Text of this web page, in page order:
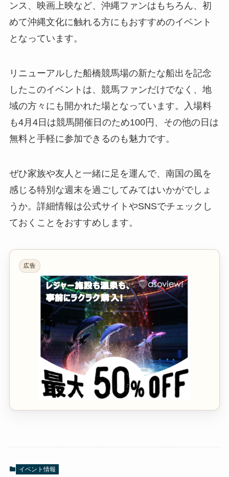
ンス、映画上映など、沖縄ファンはもちろん、初
めて沖縄文化に触れる方にもおすすめのイベント
となっています。
リニューアルした船橋競馬場の新たな船出を記念
したこのイベントは、競馬ファンだけでなく、地
域の方々にも開かれた場となっています。入場料
も4月4日は競馬開催日のため100円、その他の日は
無料と手軽に参加できるのも魅力です。
ぜひ家族や友人と一緒に足を運んで、南国の風を
感じる特別な週末を過ごしてみてはいかがでしょ
うか。詳細情報は公式サイトやSNSでチェックし
ておくことをおすすめします。
広告
イベント情報